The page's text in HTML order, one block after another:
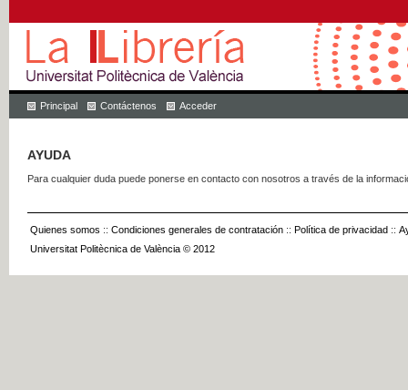
Principal Contáctenos Acceder
AYUDA
Para cualquier duda puede ponerse en contacto con nosotros a través de la
Quienes somos :: Condiciones generales de contratación :: Política de privacidad ::
Universitat Politècnica de València © 2012